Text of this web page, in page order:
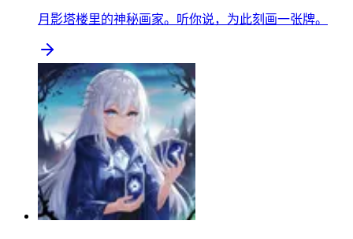
月影塔楼里的神秘画家。听你说，为此刻画一张牌。